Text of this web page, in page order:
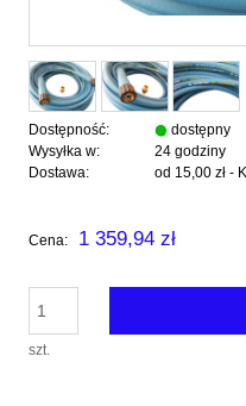
Dostępność:
dostępny
Wysyłka w:
24 godziny
Dostawa:
od 15,00 zł -
Cena nie zawiera
Cena: 1 359,94 zł
szt.